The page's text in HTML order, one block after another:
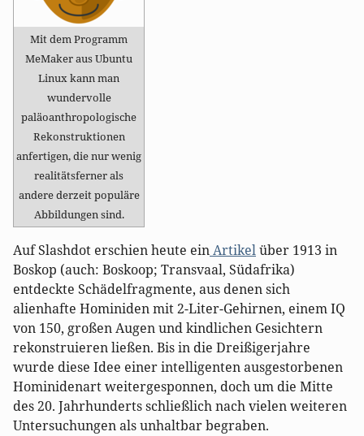
Mit dem Programm
MeMaker aus Ubuntu
Linux kann man
wundervolle
paläoanthropologische
Rekonstruktionen
anfertigen, die nur wenig
realitätsferner als
andere derzeit populäre
Abbildungen sind.
Auf Slashdot erschien heute einArtikelüber 1913 in
Boskop (auch: Boskoop; Transvaal, Südafrika)
entdeckte Schädelfragmente, aus denen sich
alienhafte Hominiden mit 2-Liter-Gehirnen, einem IQ
von 150, großen Augen und kindlichen Gesichtern
rekonstruieren ließen. Bis in die Dreißigerjahre
wurde diese Idee einer intelligenten ausgestorbenen
Hominidenart weitergesponnen, doch um die Mitte
des 20. Jahrhunderts schließlich nach vielen weiteren
Untersuchungen als unhaltbar begraben.